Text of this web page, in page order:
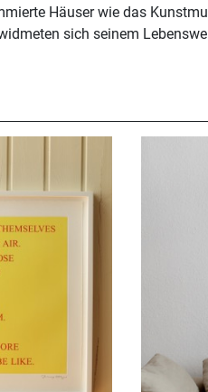
Häuser wie das
sich seinem